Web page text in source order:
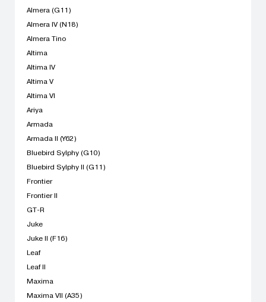
Almera (G11)
Almera IV (N18)
Almera Tino
Altima
Altima IV
Altima V
Altima VI
Ariya
Armada
Armada II (Y62)
Bluebird Sylphy (G10)
Bluebird Sylphy II (G11)
Frontier
Frontier II
GT-R
Juke
Juke II (F16)
Leaf
Leaf II
Maxima
Maxima VII (A35)